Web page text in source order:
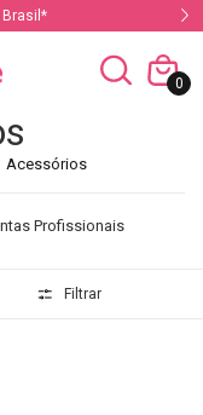
em até 10x sem juros no
0
Acessórios
Profissionais
Filtrar